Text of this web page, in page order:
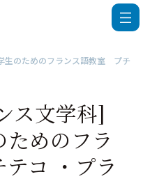
生のためのフランス語教室 プチ
ス文学科]
ためのフラ
コ ・プラ